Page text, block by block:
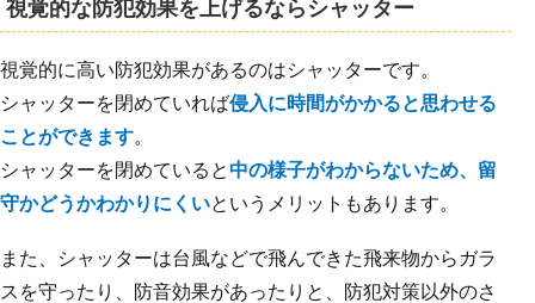
視覚的な防犯効果を上げるならシャッター
視覚的に高い防犯効果があるのはシャッターです。
シャッターを閉めていれば侵入に時間がかかると思わせる
ことができます。
シャッターを閉めていると中の様子がわからないため、留
守かどうかわかりにくいというメリットもあります。
また、シャッターは台風などで飛んできた飛来物からガラ
スを守ったり、防音効果があったりと、防犯対策以外のさ